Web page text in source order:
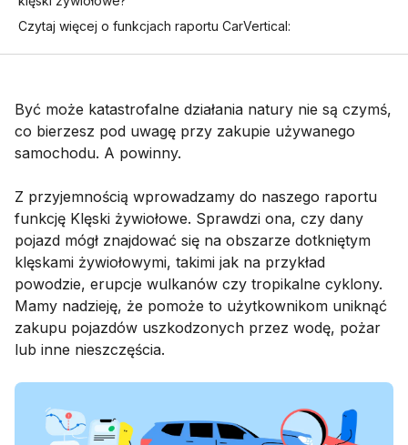
Czytaj więcej o funkcjach raportu CarVertical:
Być może katastrofalne działania natury nie są czymś,
co bierzesz pod uwagę przy zakupie używanego
samochodu. A powinny.
Z przyjemnością wprowadzamy do naszego raportu
funkcję Klęski żywiołowe. Sprawdzi ona, czy dany
pojazd mógł znajdować się na obszarze dotkniętym
klęskami żywiołowymi, takimi jak na przykład
powodzie, erupcje wulkanów czy tropikalne cyklony.
Mamy nadzieję, że pomoże to użytkownikom uniknąć
zakupu pojazdów uszkodzonych przez wodę, pożar
lub inne nieszczęścia.